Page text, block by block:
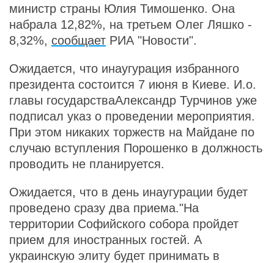
министр страны Юлия Тимошенко. Она
набрала 12,82%, на третьем Олег Ляшко -
8,32%, сообщает РИА "Новости".
Ожидается, что инаугурация избранного
президента состоится 7 июня в Киеве. И.о.
главы государстваАлександр Турчинов уже
подписал указ о проведении мероприятия.
При этом никаких торжеств на Майдане по
случаю вступления Порошенко в должность
проводить не планируется.
Ожидается, что в день инаугурации будет
проведено сразу два приема."На
территории Софийского собора пройдет
прием для иностранных гостей. А
украинскую элиту будет принимать в